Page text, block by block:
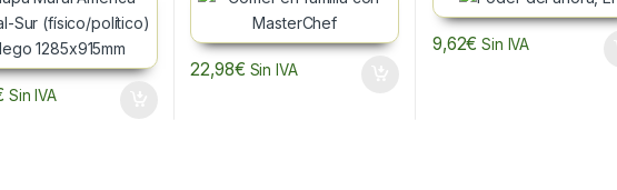
Sin IVA
22,98€ Sin IVA
9,62€ Sin IVA